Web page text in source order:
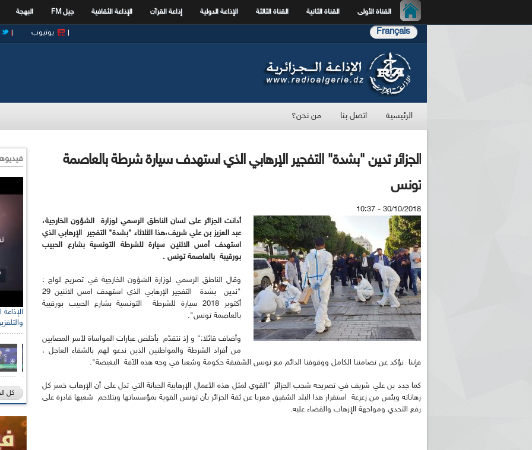
القناة الأولى القناة الثانية القناة الثالثة الإذاعة الدولية إذاعة القرآن الإذاعة الثقافية جيل FM البهجة
Français يوتيوب
الرئيسية اتصل بنا من نحن؟
الجزائر تدين "بشدة" التفجير الإرهابي الذي استهدف سيارة شرطة بالعاصمة
تونس
30/10/2018 - 10:37
أدانت الجزائر على لسان الناطق الرسمي لوزارة الشؤون الخارجية،
عبد العزيز بن علي شريف،هذا الثلاثاء "بشدة" التفجير الإرهابي الذي
استهدف أمس الاثنين سيارة للشرطة التونسية بشارع الحبيب
بورقيبة بالعاصمة تونس .
وقال الناطق الرسمي لوزارة الشؤون الخارجية في تصريح لواج :
"ندين بشدة التفجير الإرهابي الذي استهدف امس الاثنين 29
أكتوبر 2018 سيارة للشرطة التونسية بشارع الحبيب بورقيبة
بالعاصمة تونس".
وأضاف قائلا:" و إذ نتقدّم بأخلص عبارات المواساة لأسر المصابين
من أفراد الشرطة والمواطنين الذين ندعو لهم بالشفاء العاجل ،
فإننا نؤكد عن تضامننا الكامل ووقوقنا الدائم مع تونس الشقيقة حكومة وشعبا في وجه هذه الآفة البغيضة".
كما جدد بن علي شريف في تصريحه شجب الجزائر "القوي لمثل هذه الأعمال الإرهابية الجبانة التي تدل على أن الإرهاب خسر كل
رهاناته ويئس من زعزعة استقرار هذا البلد الشقيق معربا عن ثقة الجزائر بأن تونس القوية بمؤسساتها وبتلاحم شعبها قادرة على
رفع التحدي ومواجهة الإرهاب والقضاء عليه.
كل